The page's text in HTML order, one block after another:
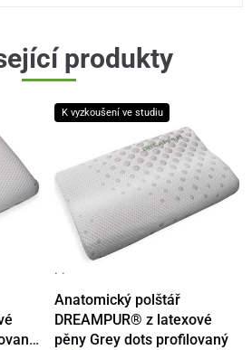
produkty
K vyzkoušení ve studiu
· ·
Anatomický polštář
DREAMPUR® z latexové
pěny Grey dots profilovaný